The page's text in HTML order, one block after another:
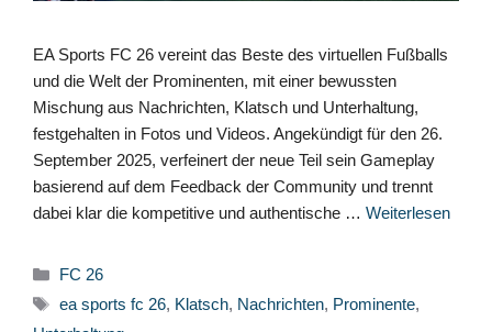
EA Sports FC 26 vereint das Beste des virtuellen Fußballs
und die Welt der Prominenten, mit einer bewussten
Mischung aus Nachrichten, Klatsch und Unterhaltung,
festgehalten in Fotos und Videos. Angekündigt für den 26.
September 2025, verfeinert der neue Teil sein Gameplay
basierend auf dem Feedback der Community und trennt
dabei klar die kompetitive und authentische … Weiterlesen
Kategorien
FC 26
Schlagwörter
ea sports fc 26, Klatsch, Nachrichten, Prominente,